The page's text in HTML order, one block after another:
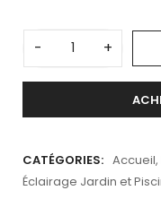
- +
CATÉGORIES: Accueil,
Éclairage Jardin et